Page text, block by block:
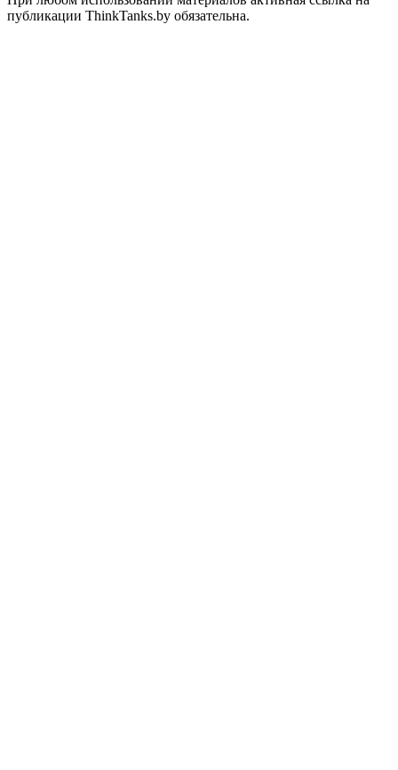
публикации ThinkTanks.by обязательна.